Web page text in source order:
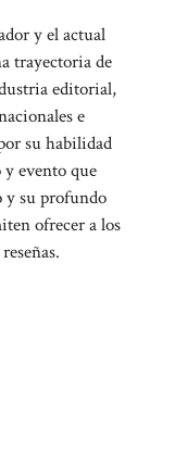
y el actual
trayectoria de
editorial,
e
su habilidad
y evento que
y su profundo
ofrecer a los